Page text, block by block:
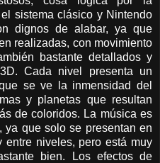
sistema clásico y Nintendo
dignos de alabar, ya que
realizadas, con movimiento
bastante detallados y
Cada nivel presenta un
se ve la inmensidad del
y planetas que resultan
de coloridos. La música es
que solo se presentan en
niveles, pero está muy
bien. Los efectos de